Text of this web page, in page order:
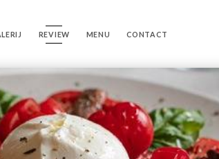
REVIEW MENU CONTACT